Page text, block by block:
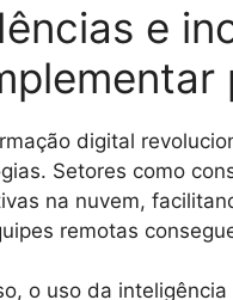
e
digital
Setores como
na nuvem,
remotas
o uso da